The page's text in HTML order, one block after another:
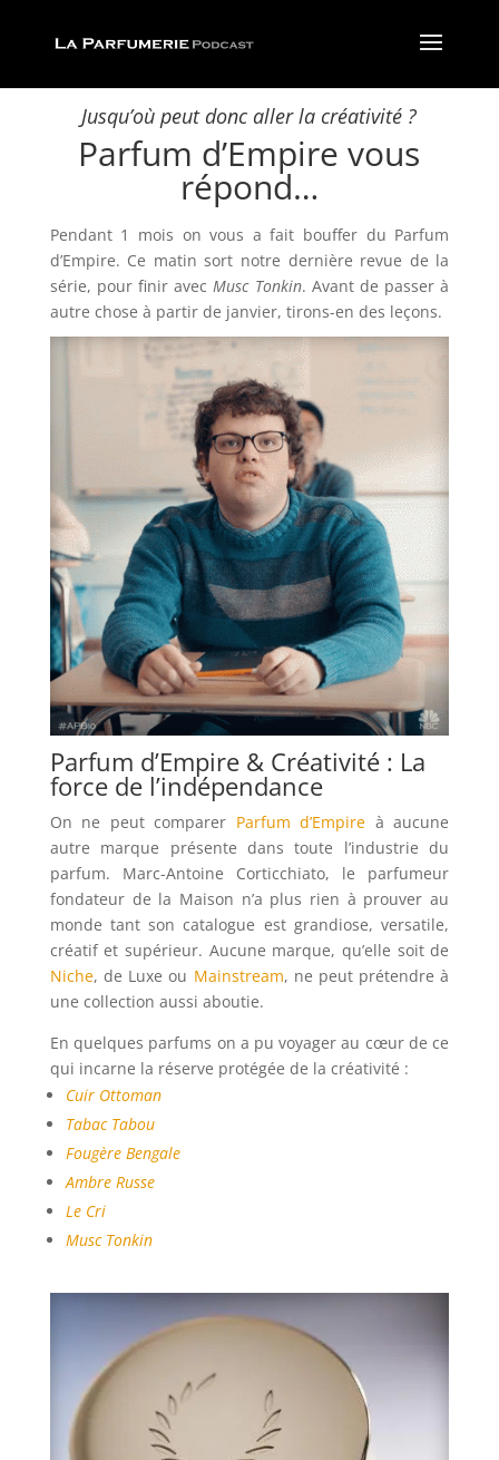
Jusqu’où peut donc aller la créativité ?
Parfum d’Empire vous
répond…
Pendant 1 mois on vous a fait bouffer du Parfum
d’Empire. Ce matin sort notre dernière revue de la
série, pour finir avecMusc Tonkin. Avant de passer à
autre chose à partir de janvier, tirons-en des leçons.
Parfum d’Empire & Créativité : La
force de l’indépendance
On ne peut comparer Parfum d’Empire à aucune
autre marque présente dans toute l’industrie du
parfum. Marc-Antoine Corticchiato, le parfumeur
fondateur de la Maison n’a plus rien à prouver au
monde tant son catalogue est grandiose, versatile,
créatif et supérieur. Aucune marque, qu’elle soit de
Niche, de Luxe ou Mainstream, ne peut prétendre à
une collection aussi aboutie.
En quelques parfums on a pu voyager au cœur de ce
qui incarne la réserve protégée de la créativité :
Cuir Ottoman
Tabac Tabou
Fougère Bengale
Ambre Russe
Le Cri
Musc Tonkin